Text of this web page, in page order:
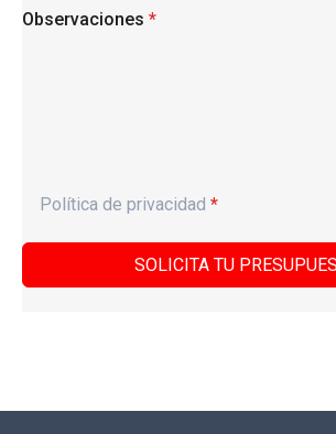
Observaciones *
Política de privacidad *
SOLICITA TU